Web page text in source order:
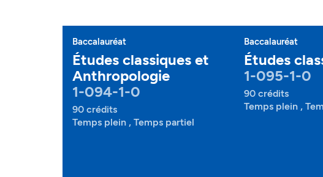
Baccalauréat
Études classiques et
Anthropologie
1-094-1-0
90 crédits
Temps plein , Temps partiel
Baccalauréat
Études
1-095-1-0
90 crédits
Temps plein ,